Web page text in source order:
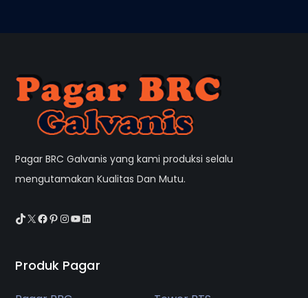
Pagar BRC Galvanis yang kami produksi selalu
mengutamakan Kualitas Dan Mutu.
TikTok
X Facebook
Pinterest
Instagram
YouTube
LinkedIn
Produk Pagar